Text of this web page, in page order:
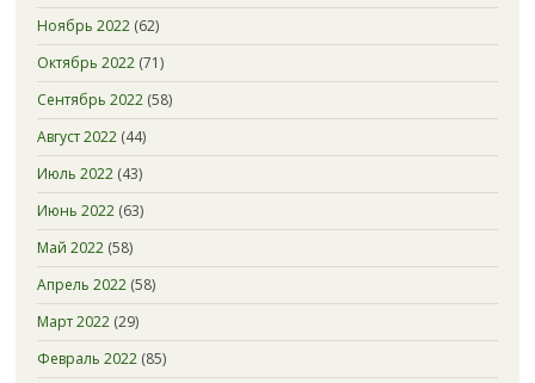
Ноябрь 2022(62)
Октябрь 2022(71)
Сентябрь 2022(58)
Август 2022(44)
Июль 2022(43)
Июнь 2022(63)
Май 2022(58)
Апрель 2022(58)
Март 2022(29)
Февраль 2022(85)